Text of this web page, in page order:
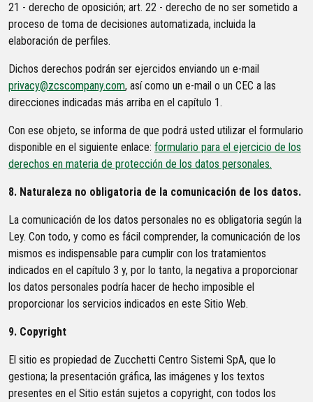
21 - derecho de oposición; art. 22 - derecho de no ser sometido a
proceso de toma de decisiones automatizada, incluida la
elaboración de perfiles.
Dichos derechos podrán ser ejercidos enviando un e-mail
privacy@zcscompany.com, así como un e-mail o un CEC a las
direcciones indicadas más arriba en el capítulo 1.
Con ese objeto, se informa de que podrá usted utilizar el formulario
disponible en el siguiente enlace: formulario para el ejercicio de los
derechos en materia de protección de los datos personales.
8. Naturaleza no obligatoria de la comunicación de los datos.
La comunicación de los datos personales no es obligatoria según la
Ley. Con todo, y como es fácil comprender, la comunicación de los
mismos es indispensable para cumplir con los tratamientos
indicados en el capítulo 3 y, por lo tanto, la negativa a proporcionar
los datos personales podría hacer de hecho imposible el
proporcionar los servicios indicados en este Sitio Web.
9. Copyright
El sitio es propiedad de Zucchetti Centro Sistemi SpA, que lo
gestiona; la presentación gráfica, las imágenes y los textos
presentes en el Sitio están sujetos a copyright, con todos los